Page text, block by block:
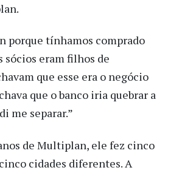
porque tínhamos comprado
sócios eram filhos de
que esse era o negócio
que o banco iria quebrar a
me separar.”
de Multiplan, ele fez cinco
cidades diferentes. A